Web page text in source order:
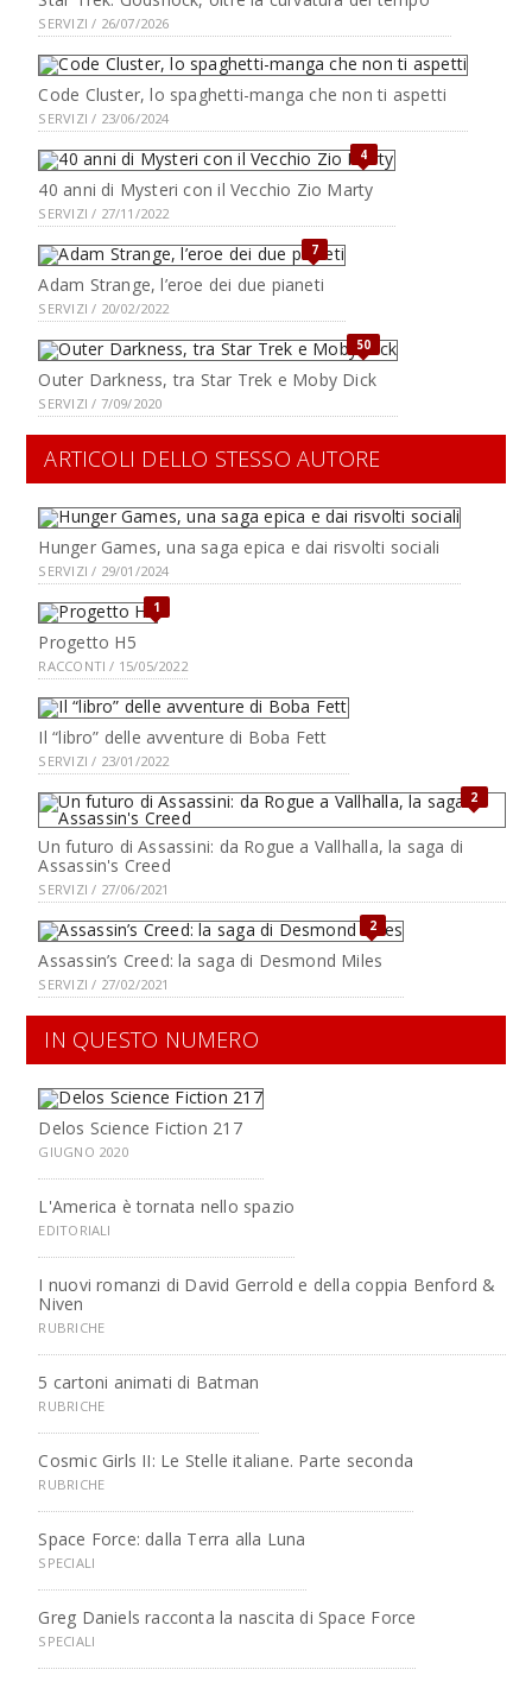
SERVIZI / 26/07/2026
Code Cluster, lo spaghetti-manga che non ti aspetti
SERVIZI / 23/06/2024
4
40 anni di Mysteri con il Vecchio Zio Marty
SERVIZI / 27/11/2022
7
Adam Strange, l’eroe dei due pianeti
SERVIZI / 20/02/2022
50
Outer Darkness, tra Star Trek e Moby Dick
SERVIZI / 7/09/2020
ARTICOLI DELLO STESSO AUTORE
Hunger Games, una saga epica e dai risvolti sociali
SERVIZI / 29/01/2024
1
Progetto H5
RACCONTI / 15/05/2022
Il “libro” delle avventure di Boba Fett
SERVIZI / 23/01/2022
2
Un futuro di Assassini: da Rogue a Vallhalla, la saga di
Assassin's Creed
SERVIZI / 27/06/2021
2
Assassin’s Creed: la saga di Desmond Miles
SERVIZI / 27/02/2021
IN QUESTO NUMERO
Delos Science Fiction 217
GIUGNO 2020
L'America è tornata nello spazio
EDITORIALI
I nuovi romanzi di David Gerrold e della coppia Benford &
Niven
RUBRICHE
5 cartoni animati di Batman
RUBRICHE
Cosmic Girls II: Le Stelle italiane. Parte seconda
RUBRICHE
Space Force: dalla Terra alla Luna
SPECIALI
Greg Daniels racconta la nascita di Space Force
SPECIALI